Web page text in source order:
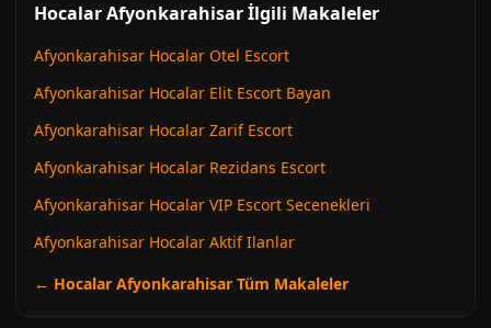
Hocalar Afyonkarahisar İlgili Makaleler
Afyonkarahisar Hocalar Otel Escort
Afyonkarahisar Hocalar Elit Escort Bayan
Afyonkarahisar Hocalar Zarif Escort
Afyonkarahisar Hocalar Rezidans Escort
Afyonkarahisar Hocalar VIP Escort Secenekleri
Afyonkarahisar Hocalar Aktif Ilanlar
← Hocalar Afyonkarahisar Tüm Makaleler